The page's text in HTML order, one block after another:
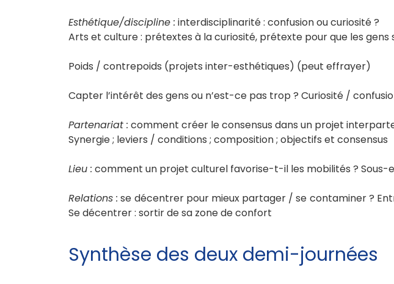
Esthétique/discipline : interdisciplinarité : confusion ou curiosité ?
Arts et culture : prétextes à la curiosité, prétexte pour que les gens
Poids / contrepoids (projets inter-esthétiques) (peut effrayer)
Capter l’intérêt des gens ou n’est-ce pas trop ? Curiosité /
Partenariat : comment créer le consensus dans un projet
Synergie ; leviers / conditions ; composition ; objectifs et consensus
Lieu : comment un projet culturel favorise-t-il les mobilités ? Sous-
Relations : se décentrer pour mieux partager / se contaminer ?
Se décentrer : sortir de sa zone de confort
Synthèse des deux demi-journées